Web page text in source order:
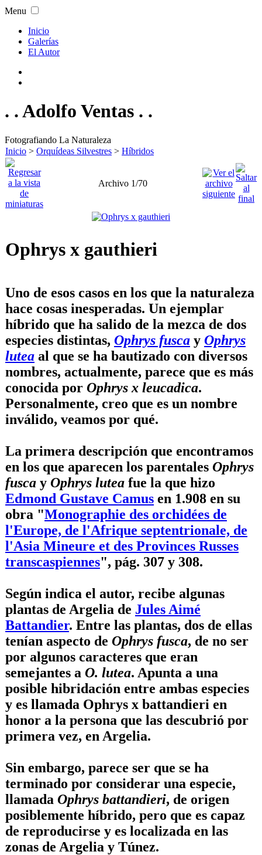
Menu
Inicio
Galerías
El Autor
. . Adolfo Ventas . .
Fotografiando La Naturaleza
Inicio > Orquídeas Silvestres > Híbridos
Archivo 1/70
Ophrys x gauthieri
Uno de esos casos en los que la naturaleza
hace cosas inesperadas. Un ejemplar
híbrido que ha salido de la mezca de dos
especies distintas, Ophrys fusca y Ophrys
lutea al que se ha bautizado con diversos
nombres, actualmente, parece que es más
conocida por Ophrys x leucadica.
Personalmente, creo que es un nombre
inválido, veamos por qué.
La primera descripción que encontramos
en los que aparecen los parentales Ophrys
fusca y Ophrys lutea fue la que hizo
Edmond Gustave Camus en 1.908 en su
obra "Monographie des orchidées de
l'Europe, de l'Afrique septentrionale, de
l'Asia Mineure et des Provinces Russes
transcaspiennes", pág. 307 y 308.
Según indica el autor, recibe algunas
plantas de Argelia de Jules Aimé
Battandier. Entre las plantas, dos de ellas
tenían aspecto de Ophrys fusca, de no ser
por algunos caracteres que eran
semejantes a O. lutea. Apunta a una
posible hibridación entre ambas especies
y es llamada Ophrys x battandieri en
honor a la persona que las descubrió por
primera vez, en Argelia.
Sin embargo, parece ser que se ha
terminado por considerar una especie,
llamada Ophrys battandieri, de origen
posiblemente híbrido, pero que es capaz
de reproducirse y es localizada en las
zonas de Argelia y Túnez.